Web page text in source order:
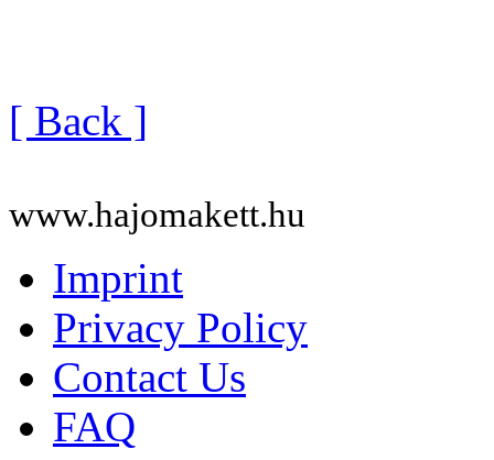
[ Back ]
www.hajomakett.hu
Imprint
Privacy Policy
Contact Us
FAQ